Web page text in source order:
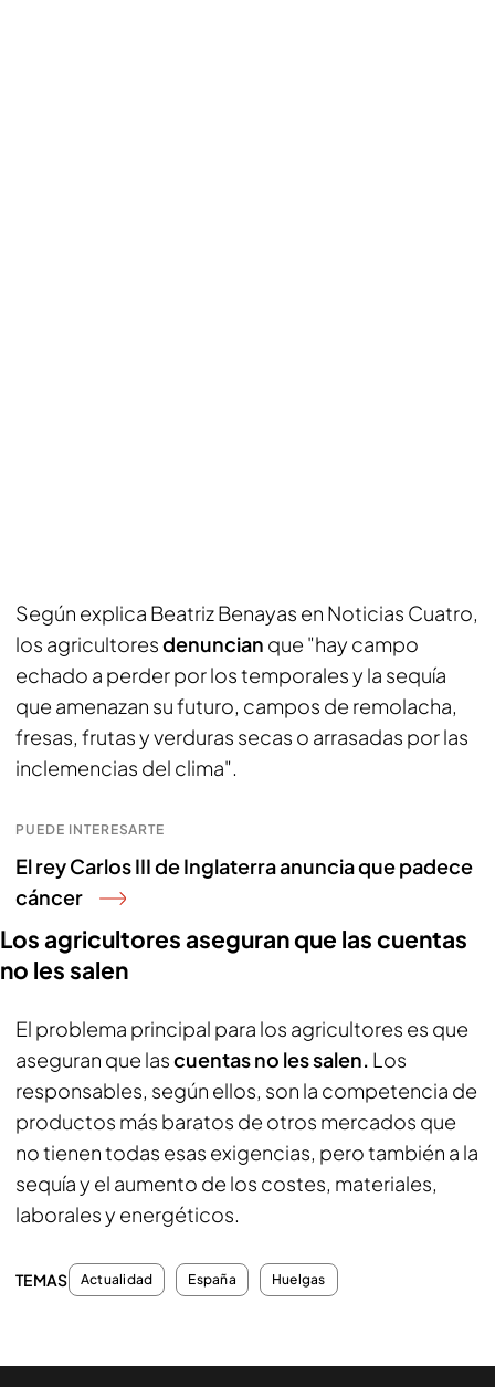
Según explica Beatriz Benayas en Noticias Cuatro,
los agricultoresdenuncian que "hay campo
echado a perder por los temporales y la sequía
que amenazan su futuro, campos de remolacha,
fresas, frutas y verduras secas o arrasadas por las
inclemencias del clima".
PUEDE INTERESARTE
El rey Carlos III de Inglaterra anuncia que padece
cáncer
Los agricultores aseguran que las cuentas
no les salen
El problema principal para los agricultores es que
aseguran que lascuentas no les salen. Los
responsables, según ellos, son la competencia de
productos más baratos de otros mercados que
no tienen todas esas exigencias, pero también a la
sequía y el aumento de los costes, materiales,
laborales y energéticos.
TEMAS Actualidad España Huelgas